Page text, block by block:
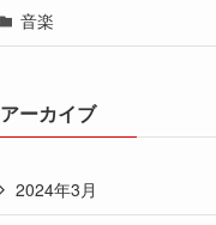
音楽
アーカイブ
2024年3月